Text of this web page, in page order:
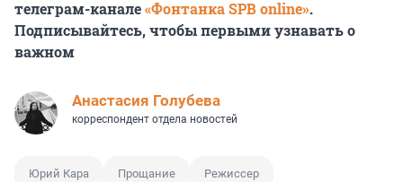
телеграм-канале«Фонтанка SPB online».
Подписывайтесь, чтобы первыми узнавать о
важном
Анастасия Голубева
корреспондент отдела новостей
Юрий Кара Прощание Режиссер